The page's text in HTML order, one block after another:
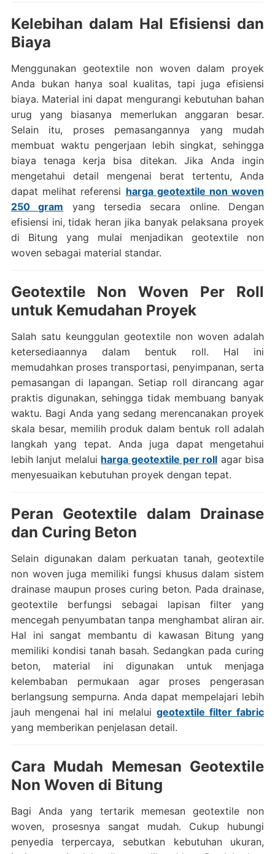
Kelebihan dalam Hal Efisiensi dan
Biaya
Menggunakan geotextile non woven dalam proyek
Anda bukan hanya soal kualitas, tapi juga efisiensi
biaya. Material ini dapat mengurangi kebutuhan bahan
urug yang biasanya memerlukan anggaran besar.
Selain itu, proses pemasangannya yang mudah
membuat waktu pengerjaan lebih singkat, sehingga
biaya tenaga kerja bisa ditekan. Jika Anda ingin
mengetahui detail mengenai berat tertentu, Anda
dapat melihat referensi harga geotextile non woven
250 gram yang tersedia secara online. Dengan
efisiensi ini, tidak heran jika banyak pelaksana proyek
di Bitung yang mulai menjadikan geotextile non
woven sebagai material standar.
Geotextile Non Woven Per Roll
untuk Kemudahan Proyek
Salah satu keunggulan geotextile non woven adalah
ketersediaannya dalam bentuk roll. Hal ini
memudahkan proses transportasi, penyimpanan, serta
pemasangan di lapangan. Setiap roll dirancang agar
praktis digunakan, sehingga tidak membuang banyak
waktu. Bagi Anda yang sedang merencanakan proyek
skala besar, memilih produk dalam bentuk roll adalah
langkah yang tepat. Anda juga dapat mengetahui
lebih lanjut melalui harga geotextile per roll agar bisa
menyesuaikan kebutuhan proyek dengan tepat.
Peran Geotextile dalam Drainase
dan Curing Beton
Selain digunakan dalam perkuatan tanah, geotextile
non woven juga memiliki fungsi khusus dalam sistem
drainase maupun proses curing beton. Pada drainase,
geotextile berfungsi sebagai lapisan filter yang
mencegah penyumbatan tanpa menghambat aliran air.
Hal ini sangat membantu di kawasan Bitung yang
memiliki kondisi tanah basah. Sedangkan pada curing
beton, material ini digunakan untuk menjaga
kelembaban permukaan agar proses pengerasan
berlangsung sempurna. Anda dapat mempelajari lebih
jauh mengenai hal ini melalui geotextile filter fabric
yang memberikan penjelasan detail.
Cara Mudah Memesan Geotextile
Non Woven di Bitung
Bagi Anda yang tertarik memesan geotextile non
woven, prosesnya sangat mudah. Cukup hubungi
penyedia terpercaya, sebutkan kebutuhan ukuran,